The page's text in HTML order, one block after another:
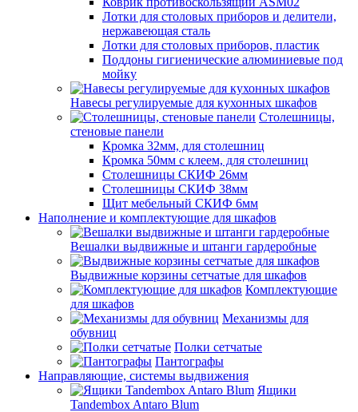
Лотки для столовых приборов и делители,
нержавеющая сталь
Лотки для столовых приборов, пластик
Поддоны гигиенические алюминиевые под
мойку
Навесы регулируемые для кухонных шкафов
Столешницы,
стеновые панели
Кромка 32мм, для столешниц
Кромка 50мм с клеем, для столешниц
Столешницы СКИФ 26мм
Столешницы СКИФ 38мм
Щит мебельный СКИФ 6мм
Наполнение и комплектующие для шкафов
Вешалки выдвижные и штанги гардеробные
Выдвижные корзины сетчатые для шкафов
Комплектующие
для шкафов
Механизмы для
обувниц
Полки сетчатые
Пантографы
Направляющие, системы выдвижения
Ящики
Tandembox Antaro Blum